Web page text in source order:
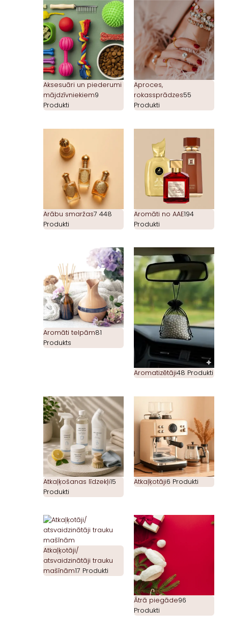
Aksesuāri un piederumi
mājdzīvniekiem9
Produkti
Aproces,
rokassprādzes55
Produkti
Arābu smaržas7 448
Produkti
Aromāti no AAE194
Produkti
Aromāti telpām81
Produkts
Aromatizētāji48 Produkti
Atkaļķošanas līdzekļi15
Produkti
Atkaļķotāji6 Produkti
Atkaļķotāji/
atsvaidzinātāji trauku
mašīnām17 Produkti
Ātrā piegāde96
Produkti